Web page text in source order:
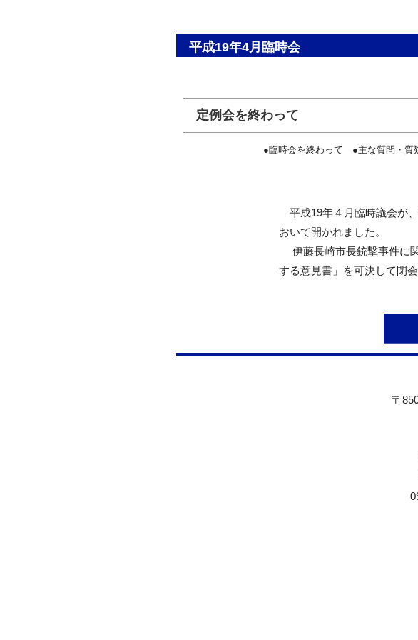
平成19年4月臨時会
定例会を終わって
●臨時会を終わって ●主な質問・
平成19年４月臨時議会が
おいて開かれました。
伊藤長崎市長銃撃事件に
する意見書」を可決して閉会
〒